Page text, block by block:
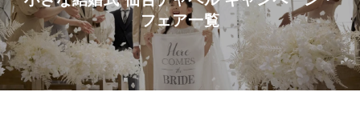
フェア一覧